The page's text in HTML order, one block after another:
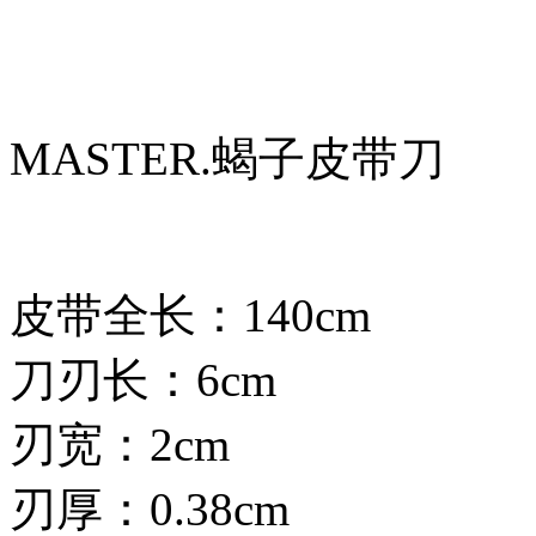
MASTER.蝎子皮带刀
皮带全长：140cm
刀刃长：6cm
刃宽：2cm
刃厚：0.38cm